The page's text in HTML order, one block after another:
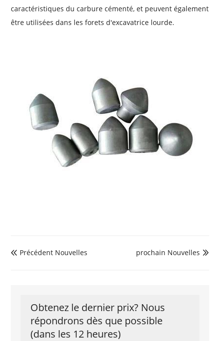
caractéristiques du carbure cémenté, et peuvent également
être utilisées dans les forets d'excavatrice lourde.
 Précédent Nouvelles 
prochain Nouvelles
Obtenez le dernier prix? Nous
répondrons dès que possible
(dans les 12 heures)